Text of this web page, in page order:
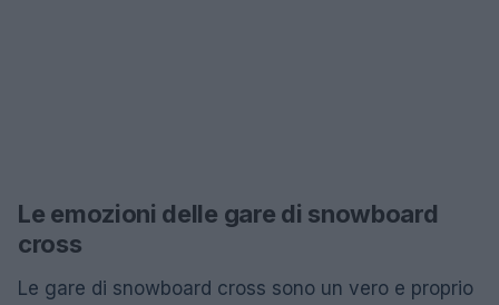
Le emozioni delle gare di snowboard
cross
Le gare di snowboard cross sono un vero e proprio